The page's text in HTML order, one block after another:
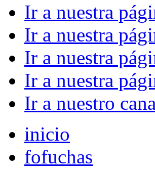
Ir a nuestra
Ir a nuestra
Ir a nuestra
Ir a nuestra
Ir a nuestro
inicio
fofuchas